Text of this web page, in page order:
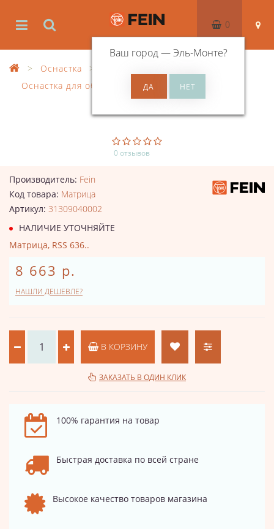
Ваш город —Эль-Монте?
0
Оснастка
Оснастка для обработки листового металла
0 отзывов
Производитель: Fein
Код товара: Матрица
Артикул: 31309040002
НАЛИЧИЕ УТОЧНЯЙТЕ
Матрица, RSS 636..
8 663 р.
НАШЛИ ДЕШЕВЛЕ?
В КОРЗИНУ
ЗАКАЗАТЬ В ОДИН КЛИК
100% гарантия на товар
Быстрая доставка по всей стране
Высокое качество товаров магазина